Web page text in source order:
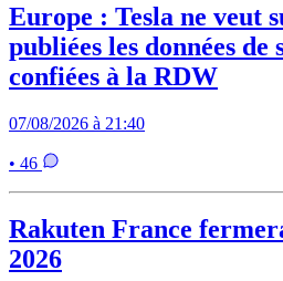
Europe : Tesla ne veut
publiées les données de
confiées à la RDW
07/08/2026 à 21:40
• 46
Rakuten France
2026